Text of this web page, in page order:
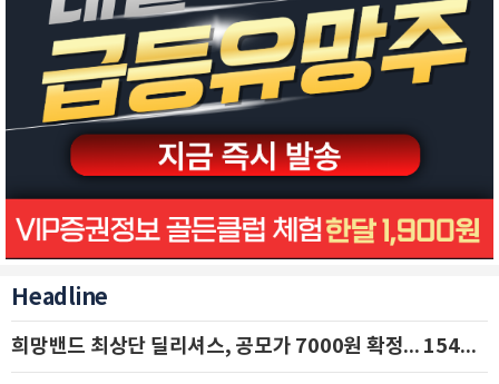
Headline
희망밴드 최상단 딜리셔스, 공모가 7000원 확정... 154억 규모 IPO 돌입